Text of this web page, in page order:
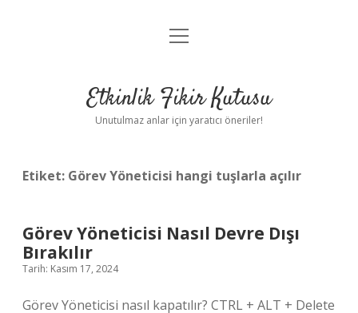
Anasayfa
Yasal Uyarı
menüyü
Etkinlik Fikir Kutusu
Unutulmaz anlar için yaratıcı öneriler!
Etiket: Görev Yöneticisi hangi tuşlarla açılır
Görev Yöneticisi Nasıl Devre Dışı
Bırakılır
Tarih: Kasım 17, 2024
Görev Yöneticisi nasıl kapatılır? CTRL + ALT + Delete